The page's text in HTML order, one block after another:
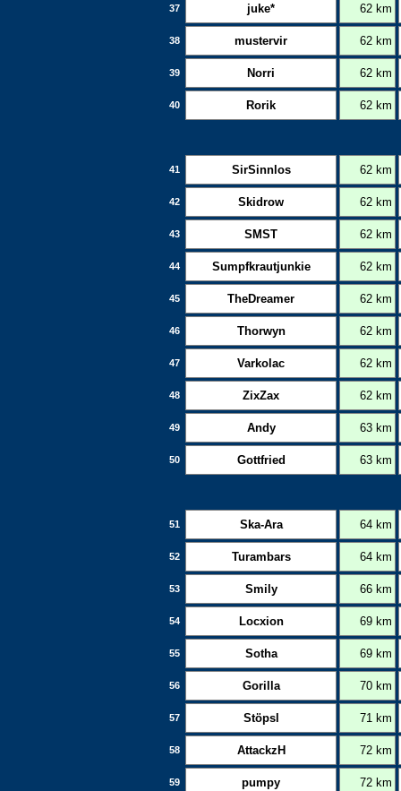
37 juke* 62 km
38 mustervir 62 km
39 Norri 62 km
40 Rorik 62 km
41 SirSinnlos 62 km
42 Skidrow 62 km
43 SMST 62 km
44 Sumpfkrautjunkie 62 km
45 TheDreamer 62 km
46 Thorwyn 62 km
47 Varkolac 62 km
48 ZixZax 62 km
49 Andy 63 km
50 Gottfried 63 km
51 Ska-Ara 64 km
52 Turambars 64 km
53 Smily 66 km
54 Locxion 69 km
55 Sotha 69 km
56 Gorilla 70 km
57 Stöpsl 71 km
58 AttackzH 72 km
59 pumpy 72 km